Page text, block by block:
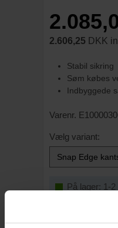
2.606,25 DKK
Stabil sikring
Søm købes
Indbyggede
Varenr.
Vælg variant:
På lager: 1-